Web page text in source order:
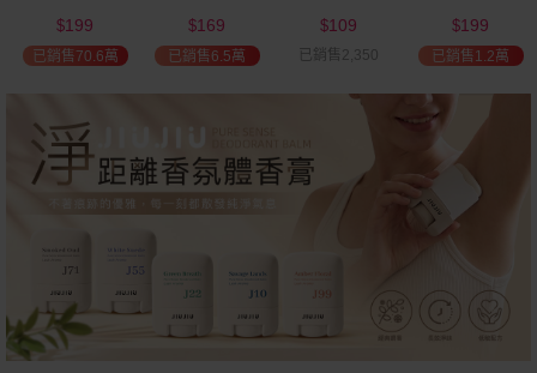
選 全新包裝
$199
已銷售70.6萬
$169
已銷售6.5萬
(600ml)
$109
已銷售2,350
$199
已銷售1.2萬